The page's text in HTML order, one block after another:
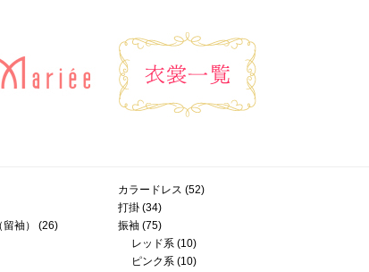
袖）
(26)
カラードレス (52)
打掛(34)
振袖(75)
レッド系(10)
ピンク系(10)